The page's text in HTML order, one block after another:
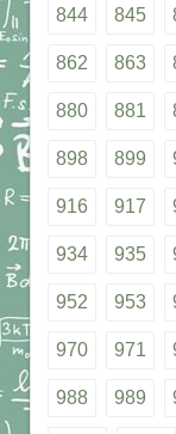
844 845
862 863
880 881
898 899
916 917
934 935
952 953
970 971
988 989